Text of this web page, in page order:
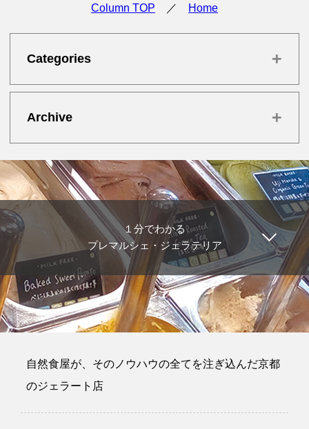
Column TOP ／ Home
Categories +
Archive +
１分でわかる
プレマルシェ・ジェラテリア
自然食屋が、そのノウハウの全てを注ぎ込んだ京都
のジェラート店